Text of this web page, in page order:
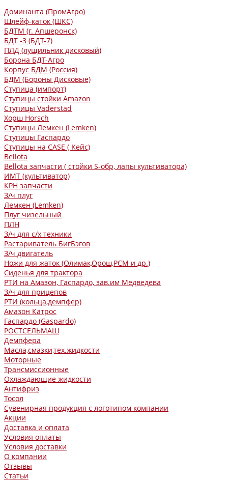
Доминанта (ПромАгро)
Шлейф-каток (ШКС)
БДТМ (г. Апшеронск)
БДТ -3 (БДТ-7)
ПЛД (лущильник дисковый)
Борона БДТ-Агро
Корпус БДМ (Россия)
БДМ (Бороны Дисковые)
Ступица (импорт)
Ступицы стойки Amazon
Ступицы Vaderstad
Хорш Horsch
Ступицы Лемкен (Lemken)
Ступицы Гаспардо
Ступицы на CASE ( Кейс)
Bellota
Bellota запчасти ( стойки S-обр, лапы культиватора)
ИМТ (культиватор)
КРН запчасти
З/ч плуг
Лемкен (Lemken)
Плуг чизельный
ПЛН
З/ч для с/х техники
Растариватель БигБэгов
З/ч двигатель
Ножи для жаток (Олимак,Орош,РСМ и др.)
Сиденья для трактора
РТИ на Амазон, Гаспардо, зав.им Медведева
З/ч для прицепов
РТИ (кольца,демпфер)
Амазон Катрос
Гаспардо (Gaspardo)
РОСТСЕЛЬМАШ
Демпфера
Масла,смазки,тех.жидкости
Моторные
Трансмиссионные
Охлаждающие жидкости
Антифриз
Тосол
Сувенирная продукция с логотипом компании
Акции
Доставка и оплата
Условия оплаты
Условия доставки
О компании
Отзывы
Статьи